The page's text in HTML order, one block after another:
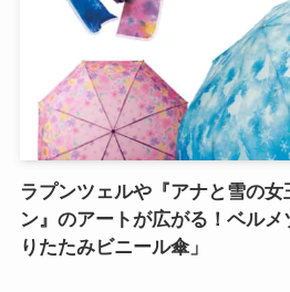
ラプンツェルや『アナと雪の
ン』のアートが広がる！ベル
りたたみビニール傘」